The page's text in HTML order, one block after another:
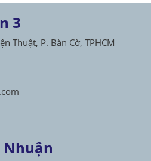
3
Thuật, P. Bàn Cờ, TPHCM